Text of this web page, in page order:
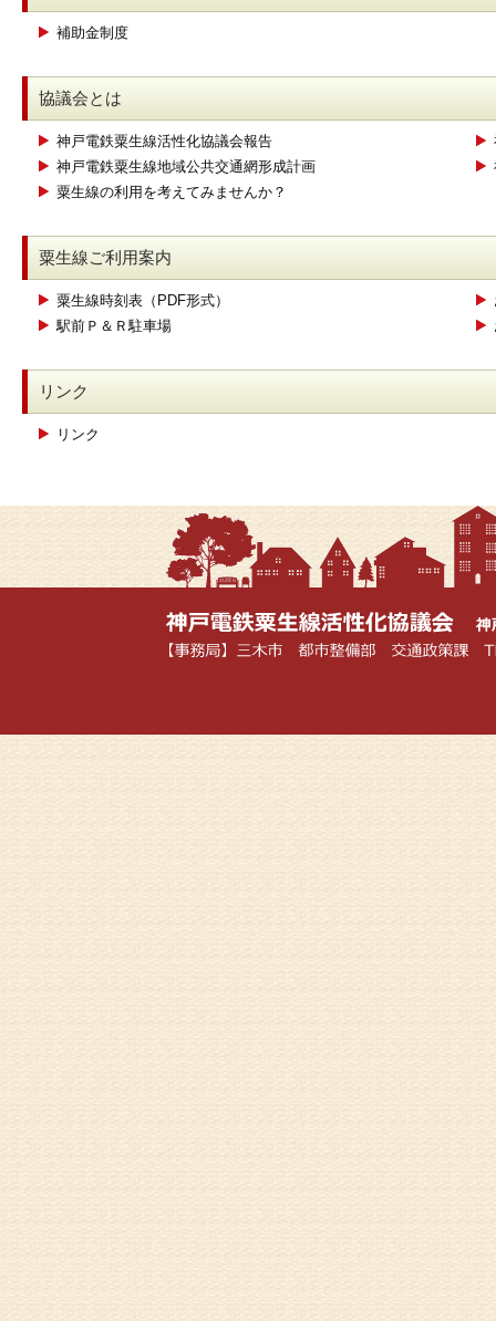
補助金制度
協議会とは
神戸電鉄粟生線活性化協議会報告
神戸電鉄粟生線地域公共交通網形成計画
粟生線の利用を考えてみませんか？
粟生線ご利用案内
粟生線時刻表（PDF形式）
駅前Ｐ＆Ｒ駐車場
リンク
リンク